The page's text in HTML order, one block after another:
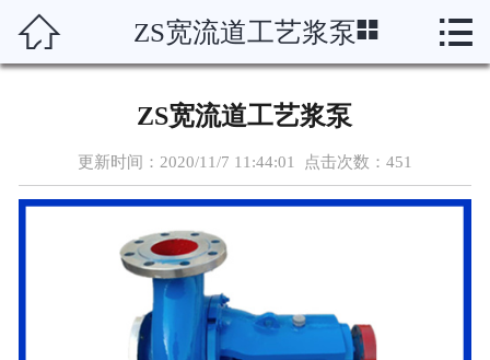
 首页
新闻资讯
制作流程
 ZS宽流道工艺浆泵 
ZS宽流道工艺浆泵
更新时间：2020/11/7 11:44:01 点击次数： 451